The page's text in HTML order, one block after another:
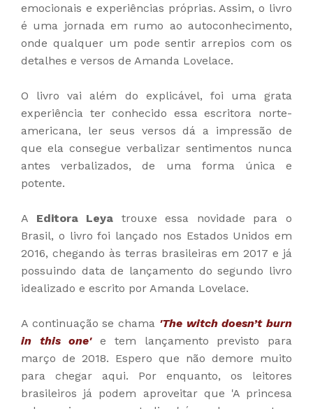
emocionais e experiências próprias. Assim, o livro
é uma jornada em rumo ao autoconhecimento,
onde qualquer um pode sentir arrepios com os
detalhes e versos de Amanda Lovelace.
O livro vai além do explicável, foi uma grata
experiência ter conhecido essa escritora norte-
americana, ler seus versos dá a impressão de
que ela consegue verbalizar sentimentos nunca
antes verbalizados, de uma forma única e
potente.
A Editora Leya trouxe essa novidade para o
Brasil, o livro foi lançado nos Estados Unidos em
2016, chegando às terras brasileiras em 2017 e já
possuindo data de lançamento do segundo livro
idealizado e escrito por Amanda Lovelace.
A continuação se chama 'The witch doesn’t burn
in this one'e tem lançamento previsto para
março de 2018. Espero que não demore muito
para chegar aqui. Por enquanto, os leitores
brasileiros já podem aproveitar que 'A princesa